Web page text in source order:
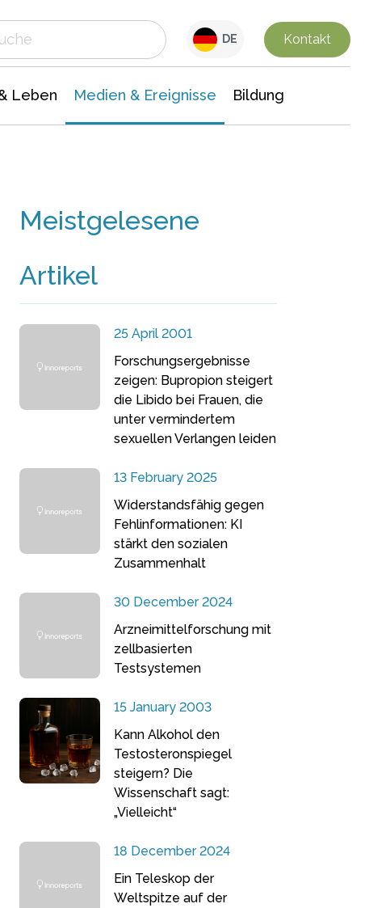
DE Kontakt
Leben Medien & Ereignisse Bildung
Meistgelesene
Artikel
25 April 2001
Forschungsergebnisse
zeigen: Bupropion steigert
die Libido bei Frauen, die
unter vermindertem
sexuellen Verlangen leiden
13 February 2025
Widerstandsfähig gegen
Fehlinformationen: KI
stärkt den sozialen
Zusammenhalt
30 December 2024
Arzneimittelforschung mit
zellbasierten
Testsystemen
15 January 2003
Kann Alkohol den
Testosteronspiegel
steigern? Die
Wissenschaft sagt:
„Vielleicht“
18 December 2024
Ein Teleskop der
Weltspitze auf der